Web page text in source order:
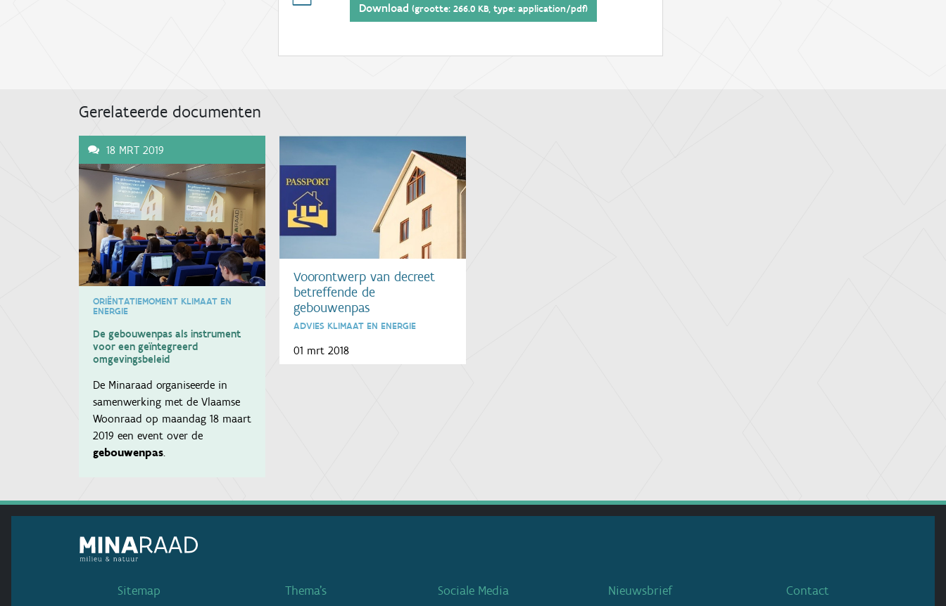
Download(grootte: 266.0 KB, type: application/pdf)
Gerelateerde documenten
18 MRT 2019
ORIËNTATIEMOMENT KLIMAAT EN
ENERGIE
De gebouwenpas als instrument
voor een geïntegreerd
omgevingsbeleid
De Minaraad organiseerde in
samenwerking met de Vlaamse
Woonraad op maandag 18 maart
2019 een event over de
gebouwenpas
Voorontwerp van decreet
betreffende de
gebouwenpas
ADVIES KLIMAAT EN ENERGIE
01 mrt 2018
Sitemap Thema’s Sociale Media Nieuwsbrief Contact